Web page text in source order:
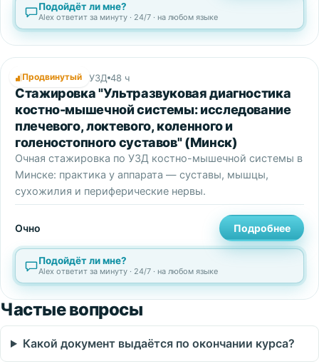
Подойдёт ли мне?
Alex ответит за минуту · 24/7 · на любом языке
Продвинутый
Стажировки по УЗД 48 ч
Стажировка "Ультразвуковая диагностика
костно-мышечной системы: исследование
плечевого, локтевого, коленного и
голеностопного суставов" (Минск)
Очная стажировка по УЗД костно-мышечной системы в
Минске: практика у аппарата — суставы, мышцы,
сухожилия и периферические нервы.
Очно Подробнее
Подойдёт ли мне?
Alex ответит за минуту · 24/7 · на любом языке
Частые вопросы
Какой документ выдаётся по окончании курса?